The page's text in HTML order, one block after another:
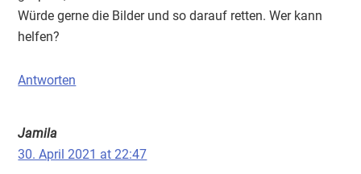
Würde gerne die Bilder und so darauf retten. Wer kann
helfen?
Antworten
Jamila
30. April 2021 at 22:47